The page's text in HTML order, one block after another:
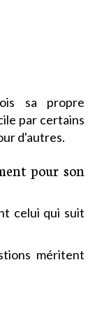
sa propre
par certains
d'autres.
pour son
celui qui suit
méritent